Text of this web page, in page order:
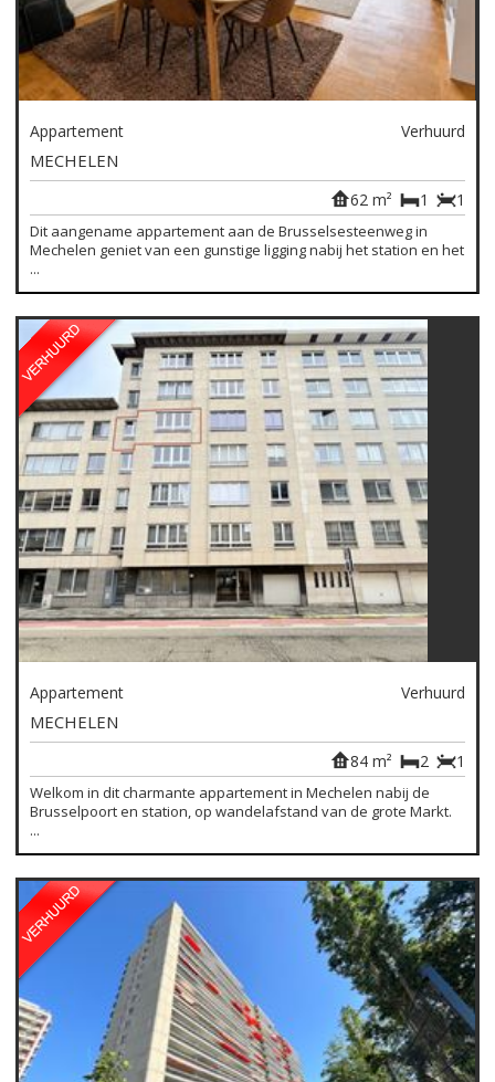
Appartement Verhuurd
MECHELEN
1
1
62 m²
Dit aangename appartement aan de Brusselsesteenweg in
Mechelen geniet van een gunstige ligging nabij het station en het
...
Appartement Verhuurd
MECHELEN
1
2
84 m²
Welkom in dit charmante appartement in Mechelen nabij de
Brusselpoort en station, op wandelafstand van de grote Markt.
...